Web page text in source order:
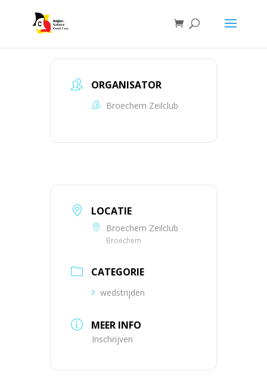
ORGANISATOR
Broechem Zeilclub
LOCATIE
Broechem Zeilclub
Broechem
CATEGORIE
wedstrijden
MEER INFO
Inschrijven